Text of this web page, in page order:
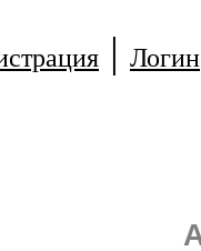
| Логин